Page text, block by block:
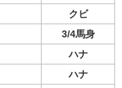
クビ
3/4馬身
ハナ
ハナ